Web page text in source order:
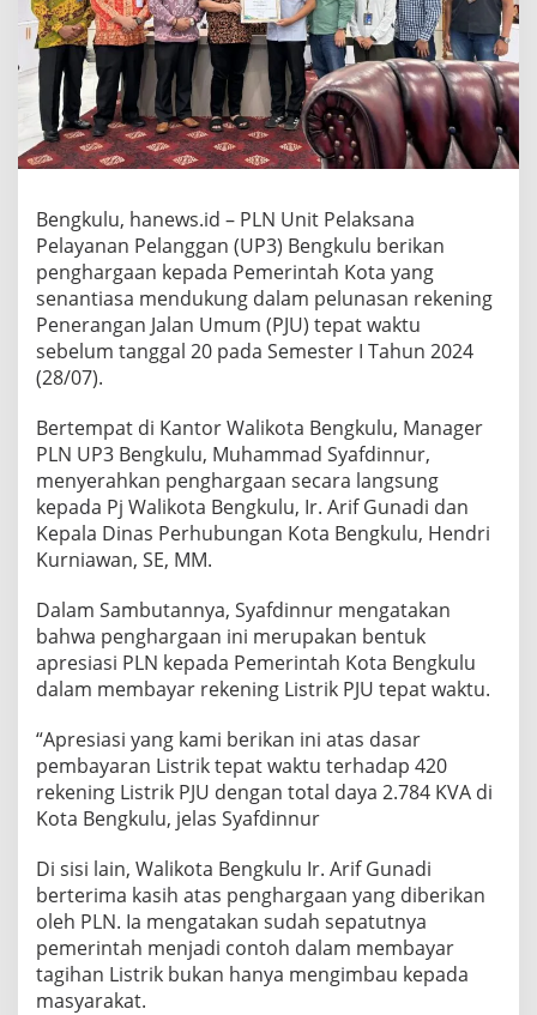
Bengkulu, hanews.id – PLN Unit Pelaksana
Pelayanan Pelanggan (UP3) Bengkulu berikan
penghargaan kepada Pemerintah Kota yang
senantiasa mendukung dalam pelunasan rekening
Penerangan Jalan Umum (PJU) tepat waktu
sebelum tanggal 20 pada Semester I Tahun 2024
(28/07).
Bertempat di Kantor Walikota Bengkulu, Manager
PLN UP3 Bengkulu, Muhammad Syafdinnur,
menyerahkan penghargaan secara langsung
kepada Pj Walikota Bengkulu, Ir. Arif Gunadi dan
Kepala Dinas Perhubungan Kota Bengkulu, Hendri
Kurniawan, SE, MM.
Dalam Sambutannya, Syafdinnur mengatakan
bahwa penghargaan ini merupakan bentuk
apresiasi PLN kepada Pemerintah Kota Bengkulu
dalam membayar rekening Listrik PJU tepat waktu.
“Apresiasi yang kami berikan ini atas dasar
pembayaran Listrik tepat waktu terhadap 420
rekening Listrik PJU dengan total daya 2.784 KVA di
Kota Bengkulu, jelas Syafdinnur
Di sisi lain, Walikota Bengkulu Ir. Arif Gunadi
berterima kasih atas penghargaan yang diberikan
oleh PLN. Ia mengatakan sudah sepatutnya
pemerintah menjadi contoh dalam membayar
tagihan Listrik bukan hanya mengimbau kepada
masyarakat.